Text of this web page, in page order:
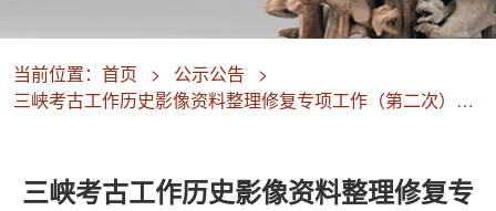
当前位置： 首页 > 公示公告
>
三峡考古工作历史影像资料整理修复专项工作（第二次）询价结果公示
三峡考古工作历史影像资料整理修复专